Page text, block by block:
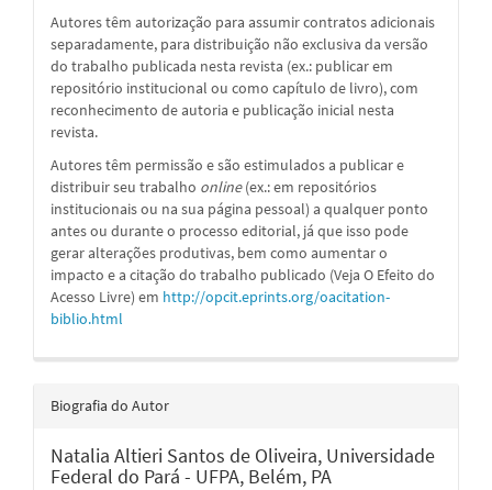
Autores têm autorização para assumir contratos adicionais
separadamente, para distribuição não exclusiva da versão
do trabalho publicada nesta revista (ex.: publicar em
repositório institucional ou como capítulo de livro), com
reconhecimento de autoria e publicação inicial nesta
revista.
Autores têm permissão e são estimulados a publicar e
distribuir seu trabalho online(ex.: em repositórios
institucionais ou na sua página pessoal) a qualquer ponto
antes ou durante o processo editorial, já que isso pode
gerar alterações produtivas, bem como aumentar o
impacto e a citação do trabalho publicado (Veja O Efeito do
Acesso Livre) em http://opcit.eprints.org/oacitation-
biblio.html
Biografia do Autor
Natalia Altieri Santos de Oliveira, Universidade
Federal do Pará - UFPA, Belém, PA